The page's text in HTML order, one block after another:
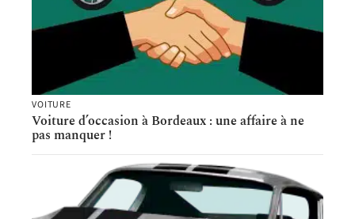
VOITURE
Voiture d’occasion à Bordeaux : une affaire à ne
pas manquer !